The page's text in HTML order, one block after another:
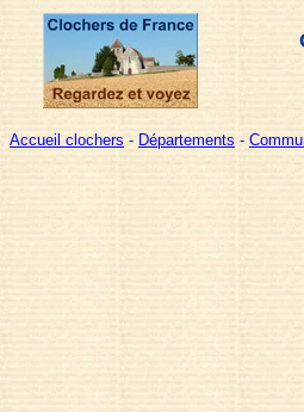
Accueil clochers - Départements -